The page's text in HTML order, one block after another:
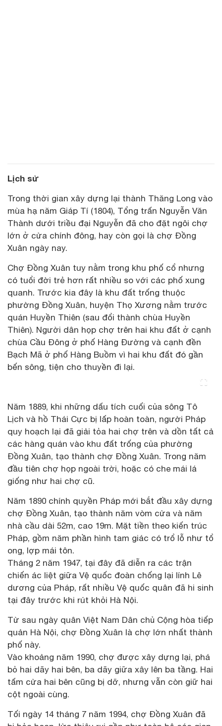
Lịch sử
Trong thời gian xây dựng lại thành Thăng Long vào
mùa hạ năm Giáp Tí (1804), Tổng trấn Nguyễn Văn
Thành dưới triều đại Nguyễn đã cho đặt ngôi chợ
lớn ở cửa chính đông, hay còn gọi là chợ Đồng
Xuân ngày nay.
Chợ Đồng Xuân tuy nằm trong khu phố cổ nhưng
có tuổi đời trẻ hơn rất nhiều so với các phố xung
quanh. Trước kia đây là khu đất trống thuộc
phường Đồng Xuân, huyện Thọ Xương nằm trước
quán Huyền Thiên (sau đổi thành chùa Huyền
Thiên). Người dân họp chợ trên hai khu đất ở cạnh
chùa Cầu Đông ở phố Hàng Đường và cạnh đền
Bạch Mã ở phố Hàng Buồm vì hai khu đất đó gần
bến sông, tiện cho thuyền đi lại.
Năm 1889, khi những dấu tích cuối của sông Tô
Lịch và hồ Thái Cực bị lấp hoàn toàn, người Pháp
quy hoạch lại đã giải tỏa hai chợ trên và dồn tất cả
các hàng quán vào khu đất trống của phường
Đồng Xuân, tạo thành chợ Đồng Xuân. Trong năm
đầu tiên chợ họp ngoài trời, hoặc có che mái lá
giống như hai chợ cũ.
Năm 1890 chính quyền Pháp mới bắt đầu xây dựng
chợ Đồng Xuân, tạo thành năm vòm cửa và năm
nhà cầu dài 52m, cao 19m. Mặt tiền theo kiến trúc
Pháp, gồm năm phần hình tam giác có trổ lỗ như tổ
ong, lợp mái tôn.
Tháng 2 năm 1947, tại đây đã diễn ra các trận
chiến ác liệt giữa Vệ quốc đoàn chống lại lính Lê
dương của Pháp, rất nhiều Vệ quốc quân đã hi sinh
tại đây trước khi rút khỏi Hà Nội.
Từ sau ngày quân Việt Nam Dân chủ Cộng hòa tiếp
quản Hà Nội, chợ Đồng Xuân là chợ lớn nhất thành
phố này.
Vào khoảng năm 1990, chợ được xây dựng lại, phá
bỏ hai dãy hai bên, ba dãy giữa xây lên ba tầng. Hai
tấm cửa hai bên cũng bị dỡ, nhưng vẫn còn giữ hai
cột ngoài cùng.
Tối ngày 14 tháng 7 năm 1994, chợ Đồng Xuân đã